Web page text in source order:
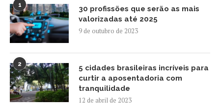
1
30 profissões que serão as mais
valorizadas até 2025
9 de outubro de 2023
2
5 cidades brasileiras incríveis para
curtir a aposentadoria com
tranquilidade
12 de abril de 2023